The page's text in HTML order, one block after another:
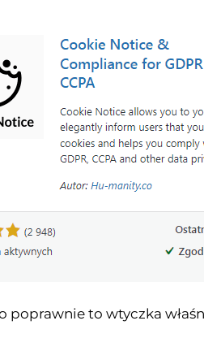
poprawnie to wtyczka